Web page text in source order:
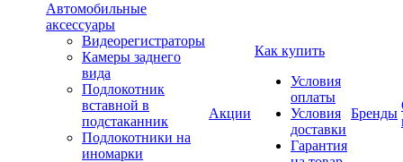
Автомобильные
аксессуары
Видеорегистраторы
Камеры заднего
вида
Подлокотник
вставной в
подстаканник
Подлокотники на
иномарки
Акции
Как купить
Условия
оплаты
Условия
доставки
Гарантия
Бренды